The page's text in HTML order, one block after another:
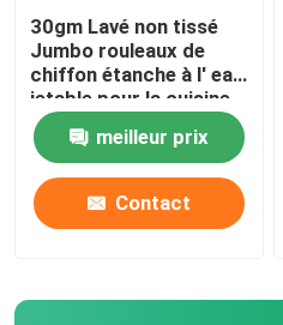
30gm Lavé non tissé
Jumbo rouleaux de
chiffon étanche à l' eau
jetable pour la cuisine
meilleur prix
Contact